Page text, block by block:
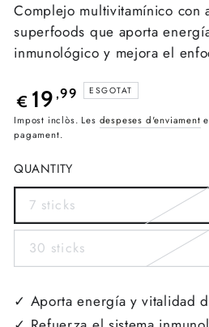
Complejo multivitamínico con
superfoods que aporta
inmunológico y mejora el
Preu
regular
€ 19 ,99 ESGOTAT
Impost inclòs. Les despeses d'enviament
pagament.
QUANTITY
7 sticks
Variant
esgotada
o
no
disponible
30 sticks
Variant
esgotada
no
disponible
✓ Aporta energía y vitalidad